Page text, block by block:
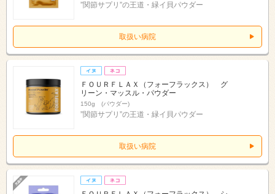
”関節サプリ”の王道・緑イ貝パウダー
取扱い病院
ＦＯＵＲＦＬＡＸ（フォーフラックス） グ
リーン・マッスル・パウダー
150g (パウダー)
”関節サプリ”の王道・緑イ貝パウダー
取扱い病院